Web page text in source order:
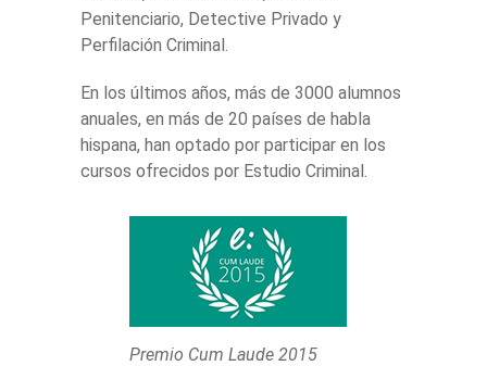
Penitenciario, Detective Privado y
Perfilación Criminal.
En los últimos años, más de 3000 alumnos
anuales, en más de 20 países de habla
hispana, han optado por participar en los
cursos ofrecidos por Estudio Criminal.
Premio Cum Laude 2015